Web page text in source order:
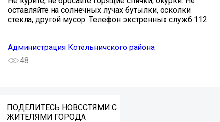
оставляйте на солнечных лучах бутылки, осколки
стекла, другой мусор. Телефон экстренных служб 112.
Администрация Котельничского района
48
ПОДЕЛИТЕСЬ НОВОСТЯМИ С
ЖИТЕЛЯМИ ГОРОДА